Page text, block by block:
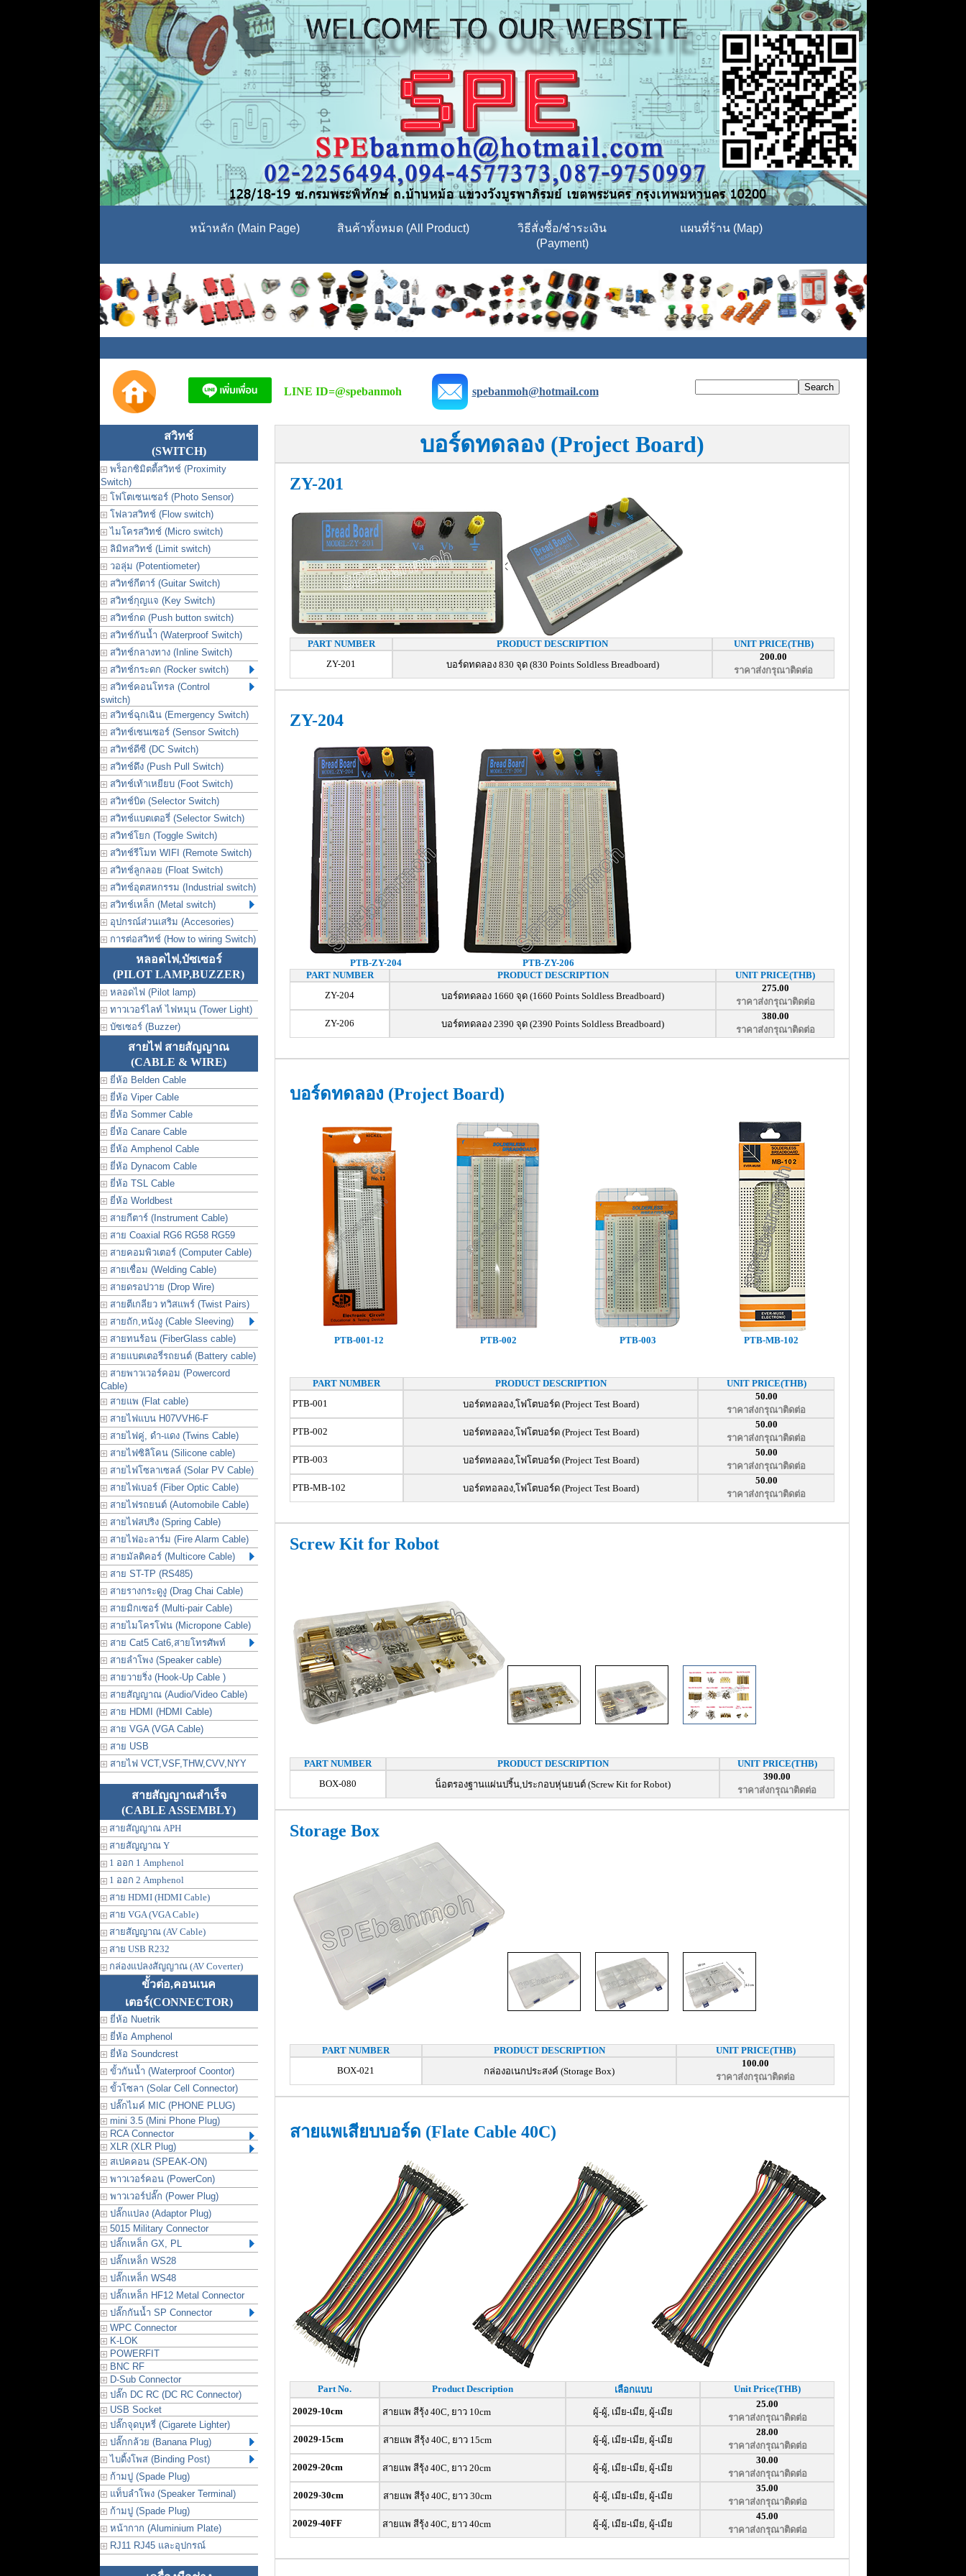
หน้าหลัก (Main Page) สินค้าทั้งหมด (All Product)
วิธีสั่งซื้อ/ชำระเงิน
(Payment)
แผนที่ร้าน (Map)
LINE ID=@spebanmoh spebanmoh@hotmail.com
สวิทช์
(SWITCH)
พร็อกซิมิตตี้สวิทช์ (Proximity
Switch)
โฟโตเซนเซอร์ (Photo Sensor)
โฟลวสวิทช์ (Flow switch)
ไมโครสวิทช์ (Micro switch)
ลิมิทสวิทช์ (Limit switch)
วอลุ่ม (Potentiometer)
สวิทช์กีตาร์ (Guitar Switch)
สวิทช์กุญแจ (Key Switch)
สวิทช์กด (Push button switch)
สวิทช์กันน้ำ (Waterproof Switch)
สวิทช์กลางทาง (Inline Switch)
สวิทช์กระดก (Rocker switch)
สวิทช์คอนโทรล (Control
switch)
สวิทช์ฉุกเฉิน (Emergency Switch)
สวิทช์เซนเซอร์ (Sensor Switch)
สวิทช์ดีซี (DC Switch)
สวิทช์ดึง (Push Pull Switch)
สวิทช์เท้าเหยียบ (Foot Switch)
สวิทช์บิด (Selector Switch)
สวิทช์แบตเตอรี่ (Selector Switch)
สวิทช์โยก (Toggle Switch)
สวิทช์รีโมท WIFI (Remote Switch)
สวิทช์ลูกลอย (Float Switch)
สวิทช์อุตสหกรรม (Industrial switch)
สวิทช์เหล็ก (Metal switch)
อุปกรณ์ส่วนเสริม (Accesories)
การต่อสวิทช์ (How to wiring Switch)
หลอดไฟ,บัซเซอร์
(PILOT LAMP,BUZZER)
หลอดไฟ (Pilot lamp)
ทาวเวอร์ไลท์ ไฟหมุน (Tower Light)
บัซเซอร์ (Buzzer)
สายไฟ สายสัญญาณ
(CABLE & WIRE)
ยี่ห้อ Belden Cable
ยี่ห้อ Viper Cable
ยี่ห้อ Sommer Cable
ยี่ห้อ Canare Cable
ยี่ห้อ Amphenol Cable
ยี่ห้อ Dynacom Cable
ยี่ห้อ TSL Cable
ยี่ห้อ Worldbest
สายกีตาร์ (Instrument Cable)
สาย Coaxial RG6 RG58 RG59
สายคอมพิวเตอร์ (Computer Cable)
สายเชื่อม (Welding Cable)
สายดรอปวาย (Drop Wire)
สายตีเกลียว ทวิสแพร์ (Twist Pairs)
สายถัก,หนังงู (Cable Sleeving)
สายทนร้อน (FiberGlass cable)
สายแบตเตอรี่รถยนต์ (Battery cable)
สายพาวเวอร์คอม (Powercord
Cable)
สายแพ (Flat cable)
สายไฟแบน H07VVH6-F
สายไฟคู่, ดำ-แดง (Twins Cable)
สายไฟซิลิโคน (Silicone cable)
สายไฟโซลาเซลล์ (Solar PV Cable)
สายไฟเบอร์ (Fiber Optic Cable)
สายไฟรถยนต์ (Automobile Cable)
สายไฟสปริง (Spring Cable)
สายไฟอะลาร์ม (Fire Alarm Cable)
สายมัลติคอร์ (Multicore Cable)
สาย ST-TP (RS485)
สายรางกระดูงู (Drag Chai Cable)
สายมิกเซอร์ (Multi-pair Cable)
สายไมโครโฟน (Micropone Cable)
สาย Cat5 Cat6,สายโทรศัพท์
สายลำโพง (Speaker cable)
สายวายริ่ง (Hook-Up Cable )
สายสัญญาณ (Audio/Video Cable)
สาย HDMI (HDMI Cable)
สาย VGA (VGA Cable)
สาย USB
สายไฟ VCT,VSF,THW,CVV,NYY
สายสัญญาณสำเร็จ
(CABLE ASSEMBLY)
สายสัญญาณ APH
สายสัญญาณ Y
1 ออก 1 Amphenol
1 ออก 2 Amphenol
สาย HDMI (HDMI Cable)
สาย VGA (VGA Cable)
สายสัญญาณ (AV Cable)
สาย USB R232
กล่องแปลงสัญญาณ (AV Coverter)
ขั้วต่อ,คอนเนค
เตอร์(CONNECTOR)
ยี่ห้อ Nuetrik
ยี่ห้อ Amphenol
ยี่ห้อ Soundcrest
ขั้วกันน้ำ (Waterproof Coontor)
ขั้วโซลา (Solar Cell Connector)
ปลั๊กไมค์ MIC (PHONE PLUG)
mini 3.5 (Mini Phone Plug)
RCA Connector
XLR (XLR Plug)
สเปคคอน (SPEAK-ON)
พาวเวอร์คอน (PowerCon)
พาวเวอร์ปลั๊ก (Power Plug)
ปลั๊กแปลง (Adaptor Plug)
5015 Military Connector
ปลั๊กเหล็ก GX, PL
ปลั๊กเหล็ก WS28
ปลั๊กเหล็ก WS48
ปลั๊กเหล็ก HF12 Metal Connector
ปลั๊กกันน้ำ SP Connector
WPC Connector
K-LOK
POWERFIT
BNC RF
D-Sub Connector
ปลั๊ก DC RC (DC RC Connector)
USB Socket
ปลั๊กจุดบุหรี่ (Cigarete Lighter)
ปลั๊กกล้วย (Banana Plug)
ไบดิ้งโพส (Binding Post)
ก้ามปู (Spade Plug)
แท็บลำโพง (Speaker Terminal)
ก้ามปู (Spade Plug)
หน้ากาก (Aluminium Plate)
RJ11 RJ45 และอุปกรณ์
บอร์ดทดลอง (Project Board)
ZY-201
PART NUMBER PRODUCT DESCRIPTION
UNIT PRICE(THB)
ZY-201
บอร์ดทดลอง 830 จุด (830 Points Soldless Breadboard)
200.00
ราคาส่งกรุณาติดต่อ
ZY-204
PTB-ZY-204
PTB-ZY-206
PART NUMBER
PRODUCT DESCRIPTION
UNIT PRICE(THB)
ZY-204
บอร์ดทดลอง 1660 จุด (1660 Points Soldless Breadboard)
275.00
ราคาส่งกรุณาติดต่อ
ZY-206
บอร์ดทดลอง 2390 จุด (2390 Points Soldless Breadboard)
380.00
ราคาส่งกรุณาติดต่อ
บอร์ดทดลอง (Project Board)
PTB-001-12 PTB-002 PTB-003 PTB-MB-102
PART NUMBER PRODUCT DESCRIPTION
UNIT PRICE(THB)
PTB-001
บอร์ดทอลอง,โฟโตบอร์ด (Project Test Board)
50.00
ราคาส่งกรุณาติดต่อ
PTB-002
บอร์ดทอลอง,โฟโตบอร์ด (Project Test Board)
50.00
ราคาส่งกรุณาติดต่อ
PTB-003
บอร์ดทอลอง,โฟโตบอร์ด (Project Test Board)
50.00
ราคาส่งกรุณาติดต่อ
PTB-MB-102
บอร์ดทอลอง,โฟโตบอร์ด (Project Test Board)
50.00
ราคาส่งกรุณาติดต่อ
Screw Kit for Robot
PART NUMBER PRODUCT DESCRIPTION
UNIT PRICE(THB)
BOX-080
น็อตรองฐานแผ่นปริ้น,ประกอบหุ่นยนต์ (Screw Kit for Robot)
390.00
ราคาส่งกรุณาติดต่อ
Storage Box
PART NUMBER PRODUCT DESCRIPTION
UNIT PRICE(THB)
BOX-021
กล่องอเนกประสงค์ (Storage Box)
100.00
ราคาส่งกรุณาติดต่อ
สายแพเสียบบอร์ด (Flate Cable 40C)
Part No. Product Description เลือกแบบ Unit Price(THB)
20029-10cm สายแพ สีรุ้ง 40C, ยาว 10cm ผู้-ผู้, เมีย-เมีย, ผู้-เมีย
25.00
ราคาส่งกรุณาติดต่อ
20029-15cm
สายแพ สีรุ้ง 40C, ยาว 15cm ผู้-ผู้, เมีย-เมีย, ผู้-เมีย
28.00
ราคาส่งกรุณาติดต่อ
20029-20cm
สายแพ สีรุ้ง 40C, ยาว 20cm ผู้-ผู้, เมีย-เมีย, ผู้-เมีย
30.00
ราคาส่งกรุณาติดต่อ
20029-30cm
สายแพ สีรุ้ง 40C, ยาว 30cm ผู้-ผู้, เมีย-เมีย, ผู้-เมีย
35.00
ราคาส่งกรุณาติดต่อ
20029-40FF
สายแพ สีรุ้ง 40C, ยาว 40cm ผู้-ผู้, เมีย-เมีย, ผู้-เมีย
45.00
ราคาส่งกรุณาติดต่อ